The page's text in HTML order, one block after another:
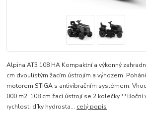
Alpina AT3 108 HA Kompaktní a výkonný
cm dvoulistým žacím ústrojím a výhozem.
motorem STIGA s antivibračním systémem.
000 m2. 108 cm žací ústrojí se 2 kolečky
rychlosti díky hydrosta... celý popis